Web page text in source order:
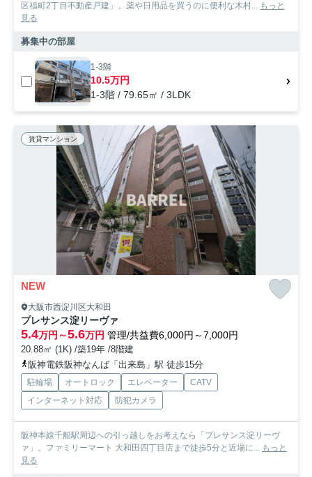
区福町2丁目不動産戸建」。薬や日用品を買うのに便利な木村... もっと
見る
募集中の部屋
1-3階
10.5万円
1-3階 / 79.65㎡ / 3LDK
賃貸マンション
NEW
大阪市西淀川区大和田
プレサンス淀リーヴァ
5.4万円～5.6万円 管理/共益費6,000円～7,000円
20.88㎡ (1K) /築19年 /8階建
阪神電鉄阪神なんば「出来島」駅 徒歩15分
駐輪場 オートロック エレベーター
CATV
インターネット対応
防犯カメラ
阪神本線千船駅周辺への引っ越しをお考えなら「プレサンス淀リーヴ
ァ」。ファミリーマート 大和田四丁目店まで徒歩5分と近場に... もっと
見る